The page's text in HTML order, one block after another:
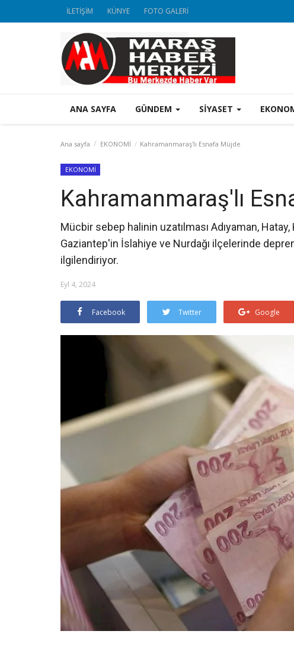
İLETİŞİM KÜNYE FOTO GALERİ
ANA SAYFA GÜNDEM SİYASET
Ana sayfa EKONOMİ Kahramanmaraş'lı Esnafa Müjde
EKONOMİ
Kahramanmaraş'lı
Mücbir sebep halinin uzatılması Adıyaman,
Gaziantep'in İslahiye ve Nurdağı ilçelerinde
ilgilendiriyor.
Eyl 4, 2024
Facebook Twitter Google